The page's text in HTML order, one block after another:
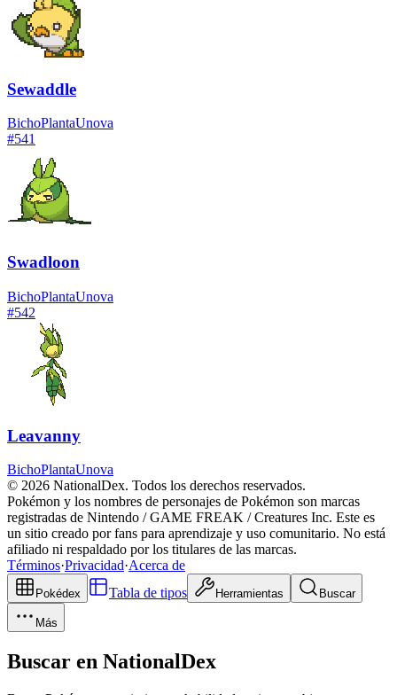
Sewaddle
BichoPlantaUnova
#541
Swadloon
BichoPlantaUnova
#542
Leavanny
BichoPlantaUnova
© 2026 NationalDex. Todos los derechos reservados.
Pokémon y los nombres de personajes de Pokémon son marcas
registradas de Nintendo / GAME FREAK / Creatures Inc. Este es
un sitio creado por fans para aprendizaje y uso comunitario. No está
afiliado ni respaldado por los titulares de las marcas.
Términos·Privacidad·Acerca de
Pokédex Tabla de tipos Herramientas Buscar
Más
Buscar en NationalDex